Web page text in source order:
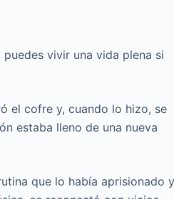
vivir una vida plena si
el cofre y, cuando lo hizo, se
estaba lleno de una nueva
que lo había aprisionado